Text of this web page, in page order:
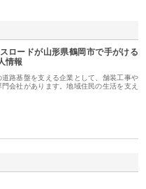
ロードが山形県鶴岡市で手がける
情報
路基盤を支える企業として、舗装工事や
会社があります。地域住民の生活を支え